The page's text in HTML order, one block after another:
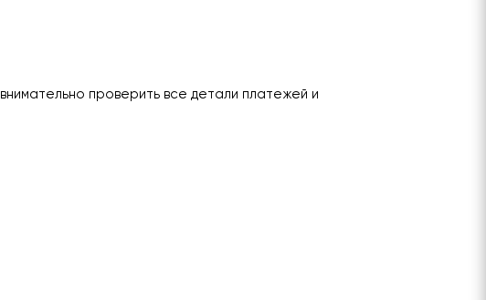
проверить все детали платежей и